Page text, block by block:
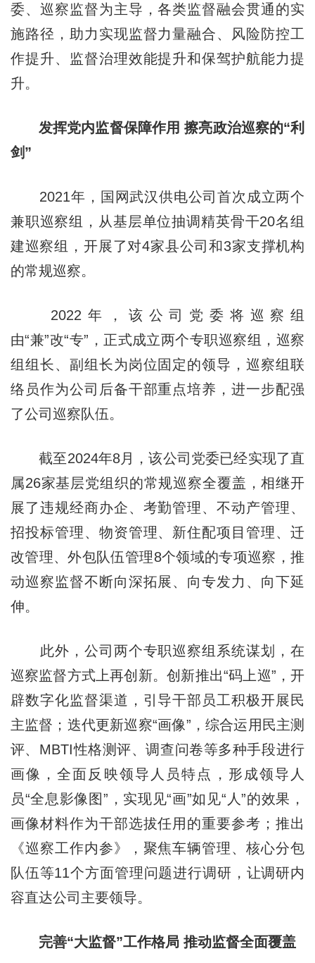
委、巡察监督为主导，各类监督融会贯通的实
施路径，助力实现监督力量融合、风险防控工
作提升、监督治理效能提升和保驾护航能力提
升。
发挥党内监督保障作用 擦亮政治巡察的“利
剑”
2021年，国网武汉供电公司首次成立两个
兼职巡察组，从基层单位抽调精英骨干20名组
建巡察组，开展了对4家县公司和3家支撑机构
的常规巡察。
2022年，该公司党委将巡察组
由“兼”改“专”，正式成立两个专职巡察组，巡察
组组长、副组长为岗位固定的领导，巡察组联
络员作为公司后备干部重点培养，进一步配强
了公司巡察队伍。
截至2024年8月，该公司党委已经实现了直
属26家基层党组织的常规巡察全覆盖，相继开
展了违规经商办企、考勤管理、不动产管理、
招投标管理、物资管理、新住配项目管理、迁
改管理、外包队伍管理8个领域的专项巡察，推
动巡察监督不断向深拓展、向专发力、向下延
伸。
此外，公司两个专职巡察组系统谋划，在
巡察监督方式上再创新。创新推出“码上巡”，开
辟数字化监督渠道，引导干部员工积极开展民
主监督；迭代更新巡察“画像”，综合运用民主测
评、MBTI性格测评、调查问卷等多种手段进行
画像，全面反映领导人员特点，形成领导人
员“全息影像图”，实现见“画”如见“人”的效果，
画像材料作为干部选拔任用的重要参考；推出
《巡察工作内参》，聚焦车辆管理、核心分包
队伍等11个方面管理问题进行调研，让调研内
容直达公司主要领导。
完善“大监督”工作格局 推动监督全面覆盖